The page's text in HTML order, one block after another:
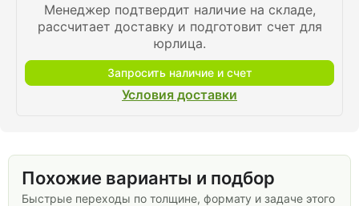
Менеджер подтвердит наличие на складе,
рассчитает доставку и подготовит счет для
юрлица.
Запросить наличие и счет
Условия доставки
Похожие варианты и подбор
Быстрые переходы по толщине, формату и задаче этого